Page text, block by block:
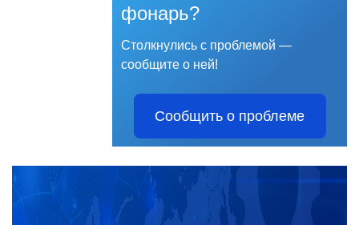
фонарь?
Столкнулись с проблемой —
сообщите о ней!
Сообщить о проблеме